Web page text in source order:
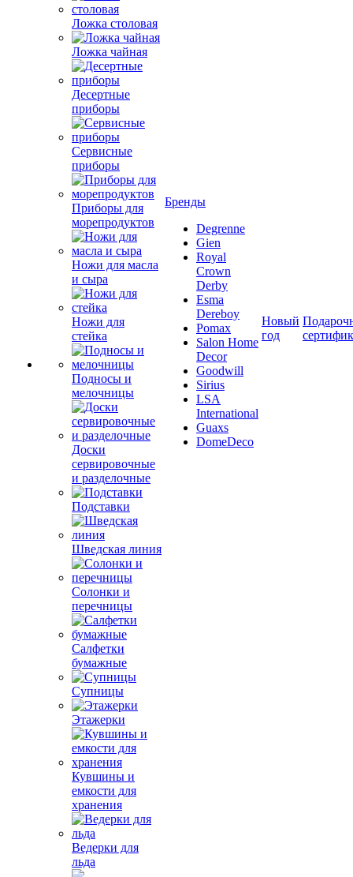
Ложка столовая
Ложка чайная
Десертные
приборы
Сервисные
приборы
Приборы для
морепродуктов
Ножи для масла
и сыра
Ножи для
стейка
Подносы и
мелочницы
Доски
сервировочные
и разделочные
Подставки
Шведская линия
Солонки и
перечницы
Салфетки
бумажные
Супницы
Этажерки
Кувшины и
емкости для
хранения
Ведерки для
льда
Бренды
Degrenne
Gien
Royal
Crown
Derby
Esma
Dereboy
Pomax
Salon Home
Decor
Goodwill
Sirius
LSA
International
Guaxs
DomeDeco
Новый
год